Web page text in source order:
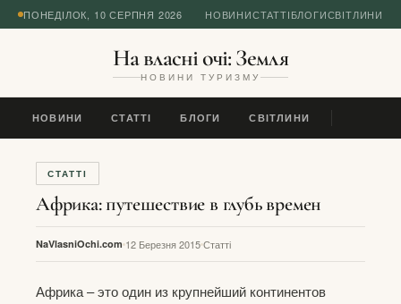
ПОНЕДІЛОК, 10 СЕРПНЯ 2026 НОВИНИСТАТТІБЛОГИСВІТЛИНИ
На власні очі: Земля
НОВИНИ ТУРИЗМУ
НОВИНИ СТАТТІ БЛОГИ СВІТЛИНИ
СТАТТІ
Африка: путешествие в глубь времен
NaVlasniOchi.com 12 Березня 2015Статті
Африка – это один из крупнейший континентов